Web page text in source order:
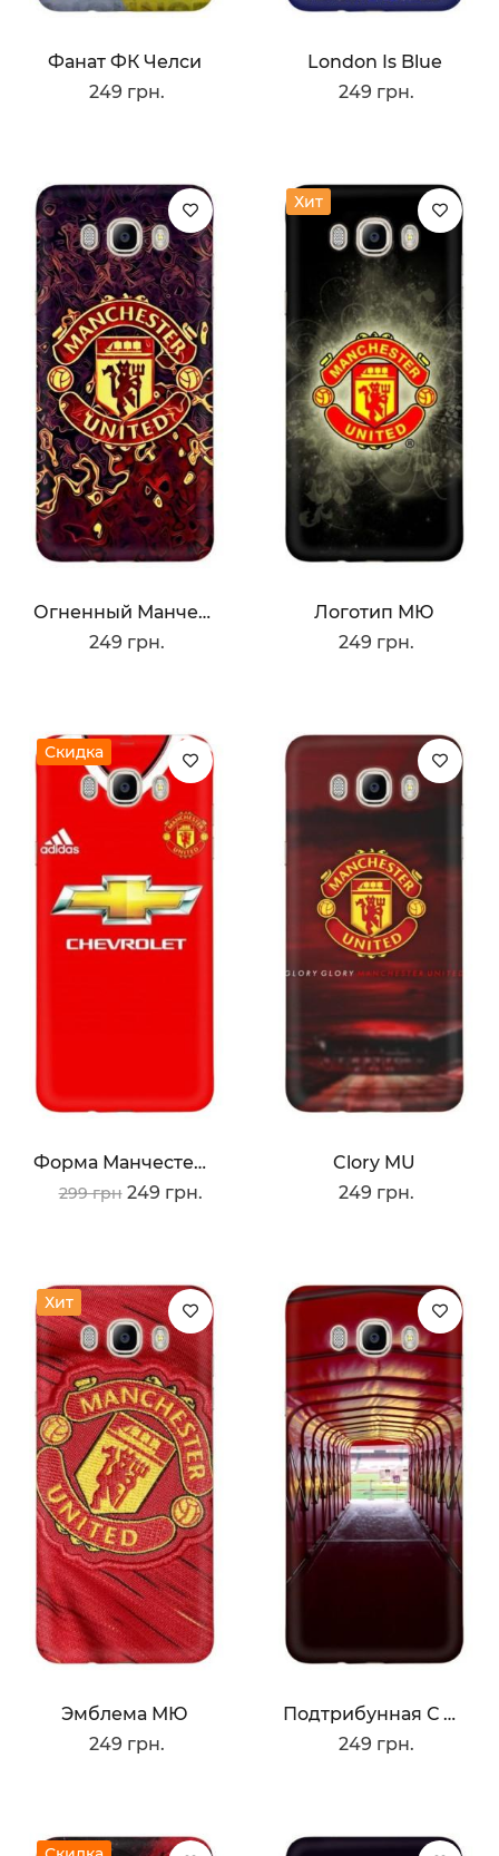
Фанат ФК Челси
249 грн.
London Is Blue
249 грн.
Огненный Манчестер
249 грн.
Хит
Логотип МЮ
249 грн.
Скидка
Форма Манчестера Юнайтед
299 грн 249 грн.
Clory MU
249 грн.
Хит
Эмблема МЮ
249 грн.
Подтрибунная С Олд Трафорд
249 грн.